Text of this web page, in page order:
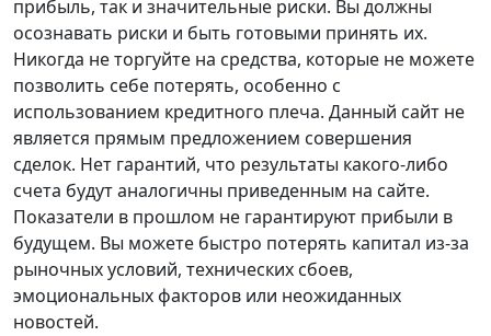
прибыль, так и значительные риски. Вы должны
осознавать риски и быть готовыми принять их.
Никогда не торгуйте на средства, которые не можете
позволить себе потерять, особенно с
использованием кредитного плеча. Данный сайт не
является прямым предложением совершения
сделок. Нет гарантий, что результаты какого-либо
счета будут аналогичны приведенным на сайте.
Показатели в прошлом не гарантируют прибыли в
будущем. Вы можете быстро потерять капитал из-за
рыночных условий, технических сбоев,
эмоциональных факторов или неожиданных
новостей.